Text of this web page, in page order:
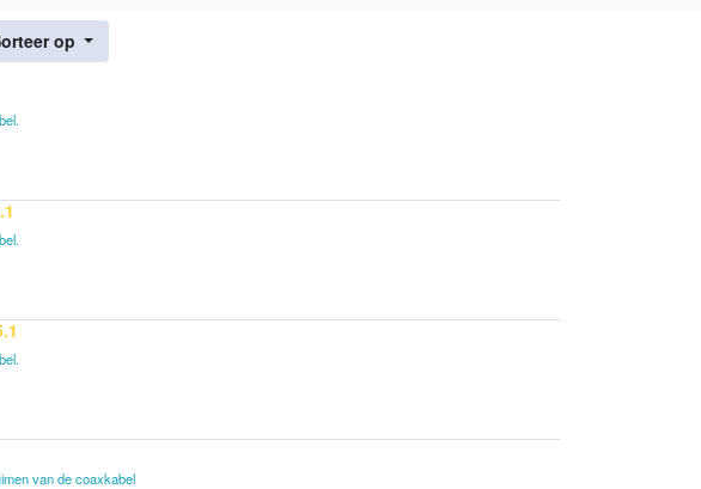
op
van de coaxkabel